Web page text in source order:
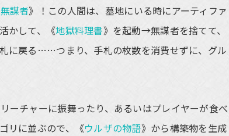
謀者》！この人間は、墓地にいる時にアーティファ
かして、《地獄料理書》を起動→無謀者を捨てて、
に戻る……つまり、手札の枚数を消費せずに、グル
ーチャーに振舞ったり、あるいはプレイヤーが食べ
リに並ぶので、《ウルザの物語》から構築物を生成